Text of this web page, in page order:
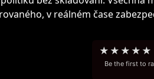
v reálném čase
★ ★ ★ ★ ★
Be the first to